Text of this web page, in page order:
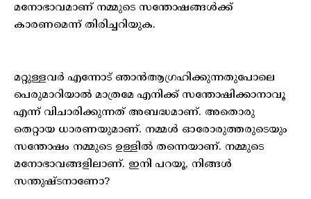
മനോഭാവമാണ് നമ്മുടെ സന്തോഷങ്ങൾക്ക്
കാരണമെന്ന് തിരിച്ചറിയുക.
മറ്റുള്ളവർ എന്നോട് ഞാൻആഗ്രഹിക്കുന്നതുപോലെ
പെരുമാറിയാൽ മാത്രമേ എനിക്ക് സന്തോഷിക്കാനാവൂ
എന്ന് വിചാരിക്കുന്നത് അബദ്ധമാണ്. അതൊരു
തെറ്റായ ധാരണയുമാണ്. നമ്മൾ ഓരോരുത്തരുടെയും
സന്തോഷം നമ്മുടെ ഉള്ളിൽ തന്നെയാണ്. നമ്മുടെ
മനോഭാവങ്ങളിലാണ്. ഇനി പറയൂ, നിങ്ങൾ
സന്തുഷ്ടനാണോ?